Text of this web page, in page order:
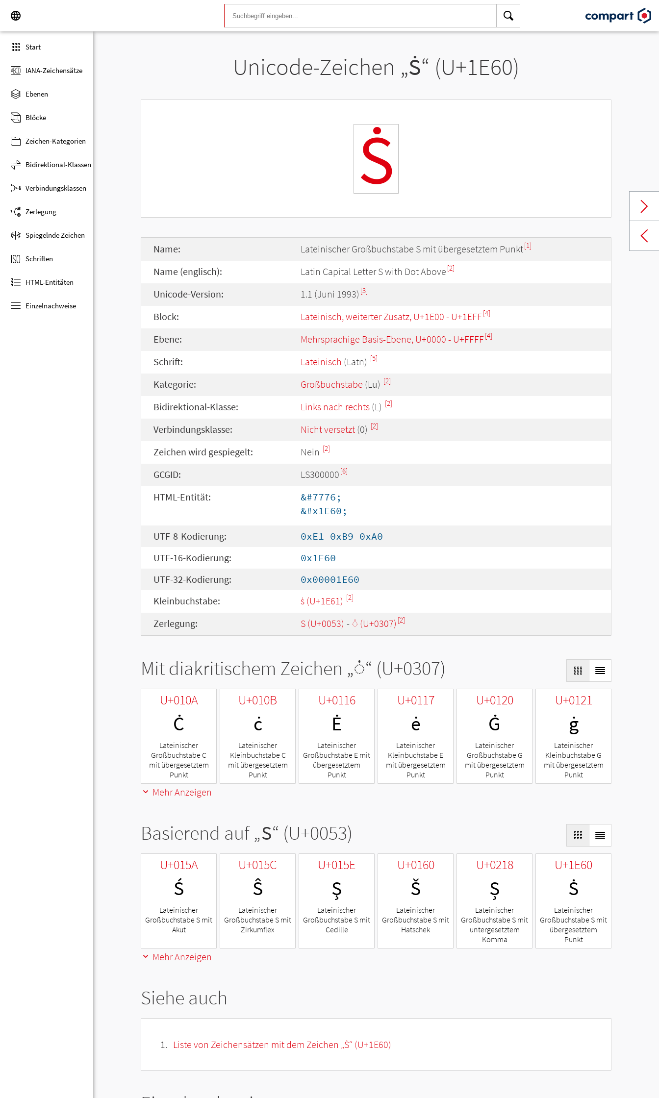
Start
IANA-Zeichensätze
Ebenen
Blöcke
Zeichen-Kategorien
Bidirektional-Klassen
Verbindungsklassen
Zerlegung
Spiegelnde Zeichen
Schriften
HTML-Entitäten
Einzelnachweise
Unicode-Zeichen „Ṡ“ (U+1E60)
Ṡ
Name: Lateinischer Großbuchstabe S mit übergesetztem Punkt[1]
Name (englisch): Latin Capital Letter S with Dot Above [2]
Unicode-Version: 1.1 (Juni 1993) [3]
Block: Lateinisch, weiterter Zusatz, U+1E00 - U+1EFF[4]
Ebene: Mehrsprachige Basis-Ebene, U+0000 - U+FFFF[4]
Schrift: Lateinisch (Latn) [5]
Kategorie: Großbuchstabe (Lu) [2]
Bidirektional-Klasse: Links nach rechts (L) [2]
Verbindungsklasse: Nicht versetzt (0) [2]
Zeichen wird gespiegelt: Nein [2]
GCGID: LS300000 [6]
HTML-Entität:
&#7776;
&#x1E60;
UTF-8-Kodierung:
0xE1 0xB9 0xA0
UTF-16-Kodierung:
0x1E60
UTF-32-Kodierung:
0x00001E60
Kleinbuchstabe:
ṡ (U+1E61) [2]
Zerlegung: S (U+0053) - ◌̇ (U+0307) [2]
Mit diakritischem Zeichen „◌̇“ (U+0307)
U+010A
Ċ
Lateinischer
Großbuchstabe C
mit übergesetztem
Punkt
U+010B
ċ
Lateinischer
Kleinbuchstabe C
mit übergesetztem
Punkt
U+0116
Ė
Lateinischer
Großbuchstabe E mit
übergesetztem
Punkt
U+0117
ė
Lateinischer
Kleinbuchstabe E
mit übergesetztem
Punkt
U+0120
Ġ
Lateinischer
Großbuchstabe G
mit übergesetztem
Punkt
U+0121
ġ
Lateinischer
Kleinbuchstabe G
mit übergesetztem
Punkt
Mehr Anzeigen
Basierend auf „S“ (U+0053)
U+015A
Ś
Lateinischer
Großbuchstabe S mit
Akut
U+015C
Ŝ
Lateinischer
Großbuchstabe S mit
Zirkumflex
U+015E
Ş
Lateinischer
Großbuchstabe S mit
Cedille
U+0160
Š
Lateinischer
Großbuchstabe S mit
Hatschek
U+0218
Ș
Lateinischer
Großbuchstabe S mit
untergesetztem
Komma
U+1E60
Ṡ
Lateinischer
Großbuchstabe S mit
übergesetztem
Punkt
Mehr Anzeigen
Siehe auch
Liste von Zeichensätzen mit dem Zeichen „Ṡ“ (U+1E60)